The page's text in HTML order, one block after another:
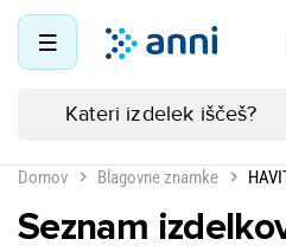
Domov Blagovne znamke
Seznam